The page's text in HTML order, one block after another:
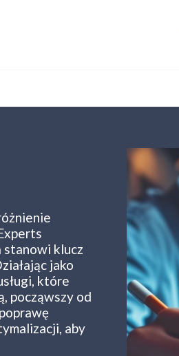
stanowi klucz
jako
które
począwszy od
aby